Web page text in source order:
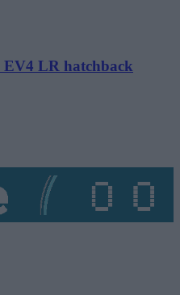
LR hatchback